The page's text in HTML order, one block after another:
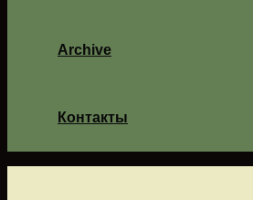
Archive
Контакты